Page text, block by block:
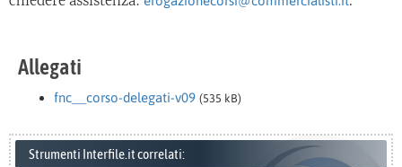
Allegati
fnc__corso-delegati-v09 (535 kB)
Strumenti Interfile.it correlati: